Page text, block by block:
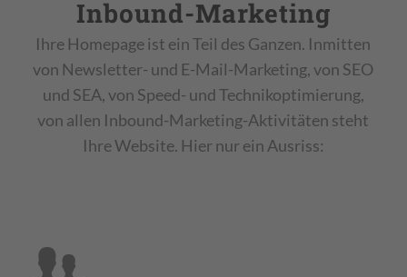
Inbound-Marketing
Ihre Homepage ist ein Teil des Ganzen. Inmitten
von Newsletter- und E-Mail-Marketing, von SEO
und SEA, von Speed- und Technikoptimierung,
von allen Inbound-Marketing-Aktivitäten steht
Ihre Website. Hier nur ein Ausriss: